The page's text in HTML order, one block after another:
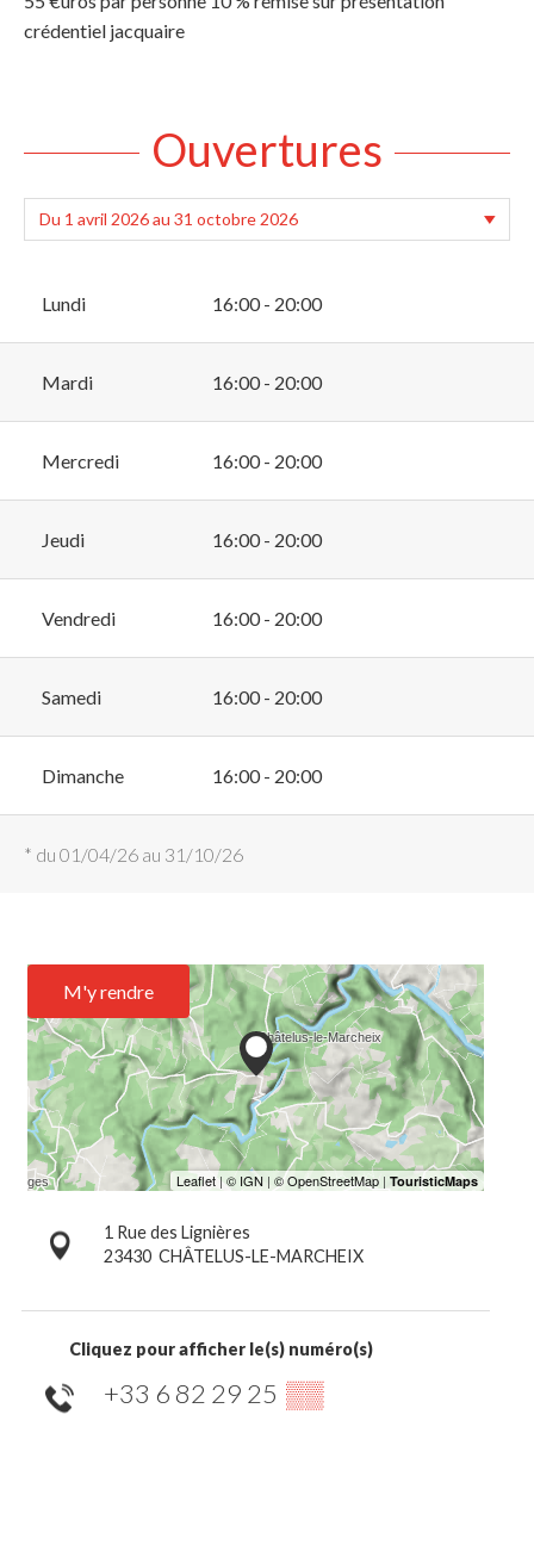
crédentiel jacquaire
Ouvertures
Lundi 16:00 - 20:00
Mardi 16:00 - 20:00
Mercredi 16:00 - 20:00
Jeudi 16:00 - 20:00
Vendredi 16:00 - 20:00
Samedi 16:00 - 20:00
Dimanche 16:00 - 20:00
* du 01/04/26 au 31/10/26
M'y rendre
1 Rue des Lignières
23430 CHÂTELUS-LE-MARCHEIX
Cliquez pour afficher le(s) numéro(s)
+33 6 82 29 25 ▒▒